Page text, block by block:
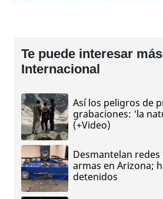
Te puede interesar
Internacional
Así los peligros de
grabaciones: 'la
(+Video)
Desmantelan
armas en Arizona;
detenidos